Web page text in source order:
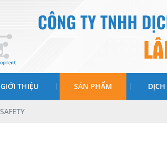
GIỚI THIỆU SẢN PHẨM
SAFETY